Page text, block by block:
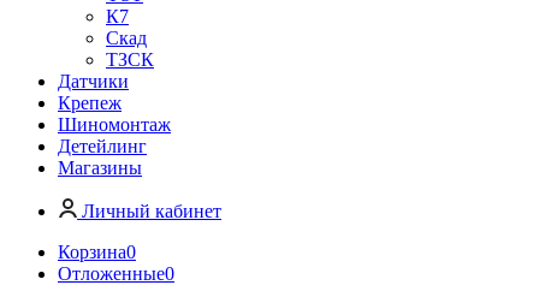
К7
Скад
ТЗСК
Датчики
Крепеж
Шиномонтаж
Детейлинг
Магазины
Личный кабинет
Корзина0
Отложенные0